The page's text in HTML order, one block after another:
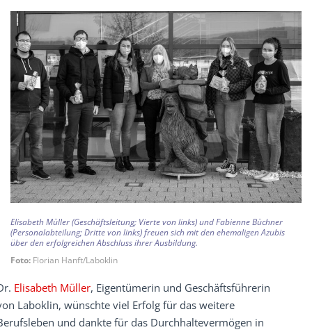
Elisabeth Müller (Geschäftsleitung; Vierte von links) und Fabienne Büchner
(Personalabteilung; Dritte von links) freuen sich mit den ehemaligen Azubis
über den erfolgreichen Abschluss ihrer Ausbildung.
Foto: Florian Hanft/Laboklin
Elisabeth Müller, Eigentümerin und Geschäftsführerin
Laboklin, wünschte viel Erfolg für das weitere
und dankte für das Durchhaltevermögen in